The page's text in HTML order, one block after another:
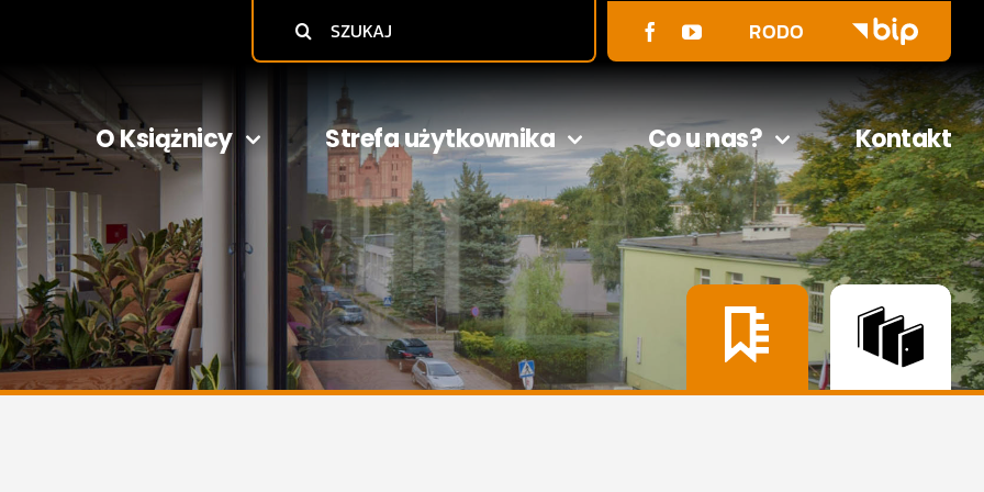
RODO
O Książnicy Strefa użytkownika Co u nas? Kontakt